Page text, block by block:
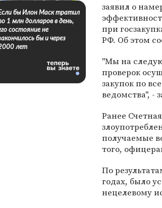
заявил о
при
РФ. Об этом
"Мы на
проверок
закупок по
ведомства", -
Ранее
получаемые
того,
По
годах, было
нецелевому
бы Илон Маск тратил
1 млн долларов в день,
состояние не
бы и через
лет